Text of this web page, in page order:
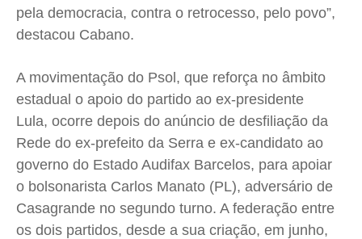
pela democracia, contra o retrocesso, pelo povo”,
destacou Cabano.
A movimentação do Psol, que reforça no âmbito
estadual o apoio do partido ao ex-presidente
Lula, ocorre depois do anúncio de desfiliação da
Rede do ex-prefeito da Serra e ex-candidato ao
governo do Estado Audifax Barcelos, para apoiar
o bolsonarista Carlos Manato (PL), adversário de
Casagrande no segundo turno. A federação entre
os dois partidos, desde a sua criação, em junho,